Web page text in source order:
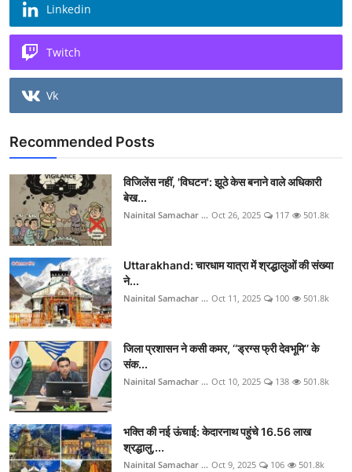
Linkedin
Twitch
Vk
Recommended Posts
विजिलेंस नहीं, 'विघटन': झूठे केस बनाने वाले अधिकारी
बेख...
Nainital Samachar ... Oct 26, 2025 117 501.8k
Uttarakhand: चारधाम यात्रा में श्रद्धालुओं की संख्या
ने...
Nainital Samachar ... Oct 11, 2025 100 501.8k
जिला प्रशासन ने कसी कमर, ‘‘ड्रग्स फ्री देवभूमि’’ के
संक...
Nainital Samachar ... Oct 10, 2025 138 501.8k
भक्ति की नई ऊंचाई: केदारनाथ पहुंचे 16.56 लाख
श्रद्धालु,...
Nainital Samachar ... Oct 9, 2025 106 501.8k